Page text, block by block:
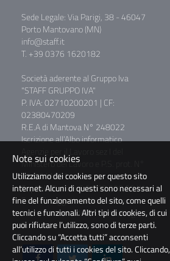
Sede Legale: Via Parigi, 38 - 46047
Porto Mantovano (MN)
info@staff.it
T. +39 0376 1620182
Società aderente al Gruppo Iva
"STAFF GRUPPO IVA"
P. IVA: 02710200201 | CF:
02380470209
R.E.A di Mantova N° 248022
Iscrizione all’Albo informatico
Ministero del Lavoro e P.S. prot. N°
39/0011781
Capitale Sociale € 2.000.000,00 I.V.
Società soggetta a direzione e
coordinamento di BM Consulting
S.r.l.
Note sui cookies
Utilizziamo dei cookies per questo sito
internet. Alcuni di questi sono necessari al
fine del funzionamento del sito, come quelli
tecnici e funzionali. Altri tipi di cookies, di cui
puoi rifiutare l’utilizzo, sono di terze parti.
Cliccando su “Accetta tutti” acconsenti
all’utilizzo di tutti i cookies del sito. Cliccando,